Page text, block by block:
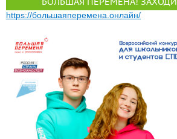
https://большаяперемена.онлайн/